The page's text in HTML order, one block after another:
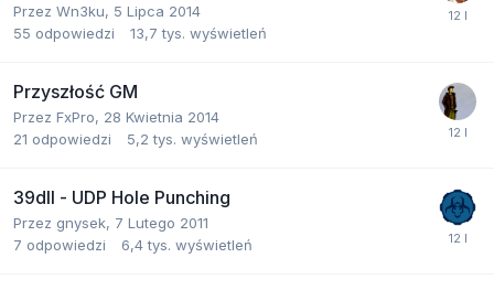
Przez Wn3ku, 5 Lipca 2014
55 odpowiedzi 13,7 tys. wyświetleń
Przyszłość GM
Przez FxPro, 28 Kwietnia 2014
21 odpowiedzi 5,2 tys. wyświetleń
39dll - UDP Hole Punching
Przez gnysek, 7 Lutego 2011
7 odpowiedzi 6,4 tys. wyświetleń